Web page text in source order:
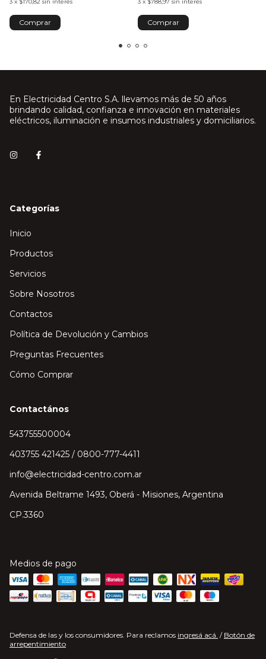
En Electricidad Centro S.A. llevamos más de 50 años
brindando calidad, confianza e innovación en materiales
eléctricos, iluminación e insumos industriales y domiciliarios.
Categorías
Inicio
Productos
Servicios
Sobre Nosotros
Contactos
Política de Devolución y Cambios
Preguntas Frecuentes
Cómo Comprar
Contactános
543755500004
403755 421425 / 0800-777-4411
info@electricidad-centro.com.ar
Avenida Beltrame 1493, Oberá - Misiones, Argentina
CP.3360
Medios de pago
Defensa de las y los consumidores. Para reclamos ingresá acá. / Botón de
arrepentimiento